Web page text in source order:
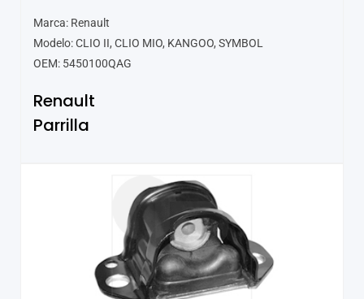
Marca: Renault
Modelo: CLIO II, CLIO MIO, KANGOO, SYMBOL
OEM: 5450100QAG
Renault
Parrilla